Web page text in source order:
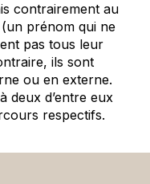
contrairement au
prénom qui ne
pas tous leur
ils sont
ou en externe.
deux d’entre eux
respectifs.